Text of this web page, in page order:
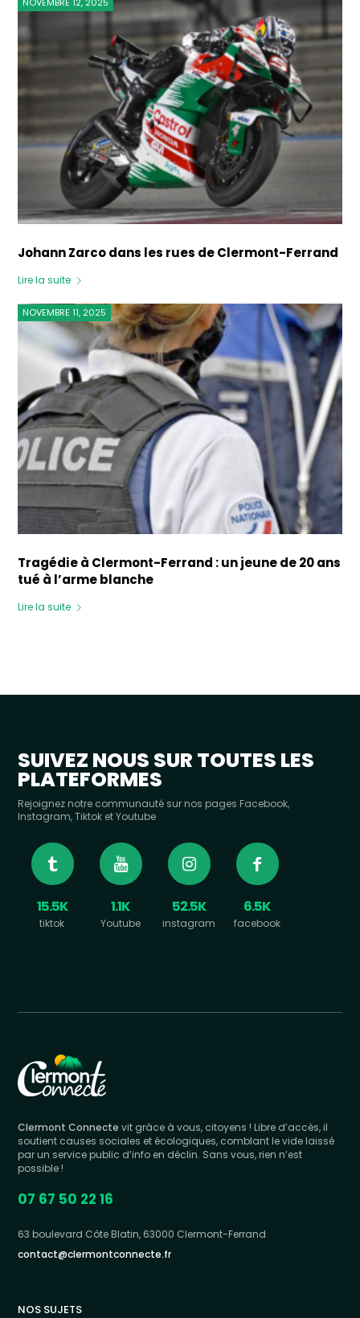
Johann Zarco dans les rues de Clermont-Ferrand
Lire la suite
Tragédie à Clermont-Ferrand : un jeune de 20 ans
tué à l’arme blanche
NOVEMBRE 11, 2025
Lire la suite
SUIVEZ NOUS SUR TOUTES LES
PLATEFORMES
Rejoignez notre communauté sur nos pages Facebook,
Instagram, Tiktok et Youtube
15.5K
tiktok
1.1K
Youtube
52.5K
instagram
6.5K
facebook
Clermont Connecte vit grâce à vous, citoyens ! Libre d’accès, il
soutient causes sociales et écologiques, comblant le vide laissé
par un service public d’info en déclin. Sans vous, rien n’est
possible !
07 67 50 22 16
63 boulevard Côte Blatin, 63000 Clermont-Ferrand
contact@clermontconnecte.fr
NOS SUJETS